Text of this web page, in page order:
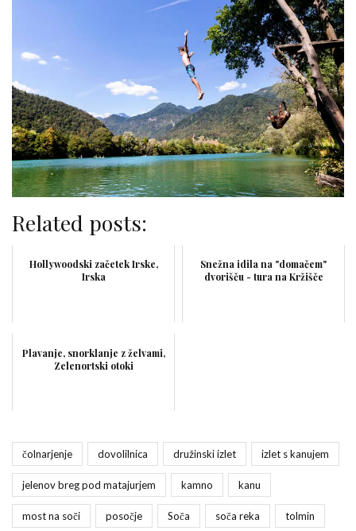
Related posts:
Hollywoodski začetek Irske,
Irska
Snežna idila na "domačem"
dvorišču - tura na Kržišče
Plavanje, snorklanje z želvami,
Zelenortski otoki
čolnarjenje dovolilnica družinski izlet izlet s kanujem
jelenov breg pod matajurjem kamno kanu
most na soči posočje Soča soča reka tolmin